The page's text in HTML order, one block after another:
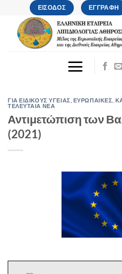
Μετάβαση
περιεχόμενο
ΕΙΣΟΔΟΣ ΕΓΓΡΑΦΗ
ΓΙΑ ΕΙΔΙΚΟΥΣ ΥΓΕΙΑΣ ΕΥΡΩΠΑΙΚΕΣ
ΤΕΛΕΥΤΑΙΑ ΝΕΑ
Αντιμετώπιση των
(2021)